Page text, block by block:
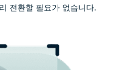
전환할 필요가 없습니다.